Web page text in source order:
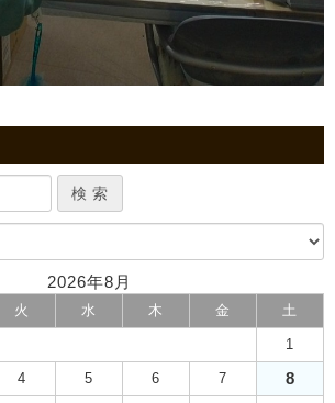
2026年8月
火 水 木 金 土
1
4 5 6 7 8